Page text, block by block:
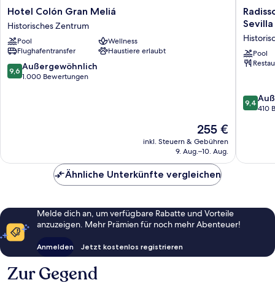
Hotel
Colón
Gran
Meliá
Historisches
Zentrum
Hotel Colón Gran Meliá
Historisches Zentrum
Pool
Wellness
Flughafentransfer
Haustiere erlaubt
9.6
von
9,6 Außergewöhnlich
1.000 Bewertungen
Der
Preis
beträgt
255 €
inkl. Steuern & Gebühren
9. Aug.–10. Aug.
Plaza
Sevilla
Sevilla
Pool
9.4
von
9,4
410
Ähnliche Unterkünfte vergleichen
Melde dich an, um verfügbare Rabatte und Vorteile
anzuzeigen. Mehr Prämien für noch mehr Abenteuer!
Anmelden Jetzt kostenlos registrieren
Zur Gegend